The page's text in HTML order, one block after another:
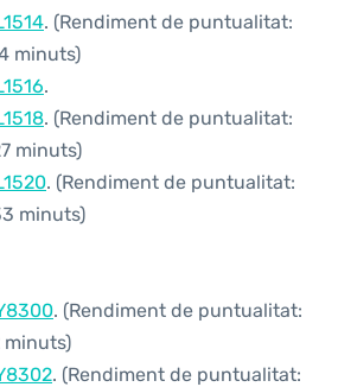
. (Rendiment de puntualitat:
minuts)
.
. (Rendiment de puntualitat:
minuts)
. (Rendiment de puntualitat:
minuts)
. (Rendiment de puntualitat:
minuts)
. (Rendiment de puntualitat: